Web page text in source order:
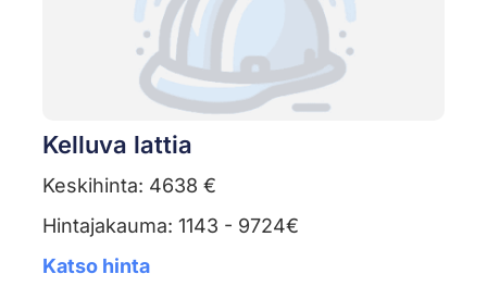
Kelluva lattia
Keskihinta: 4638 €
Hintajakauma: 1143 - 9724€
Katso hinta